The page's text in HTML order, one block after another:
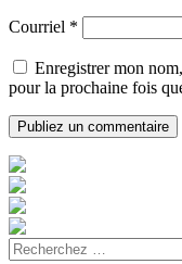
Courriel *
Enregistrer mon
pour la prochaine fois